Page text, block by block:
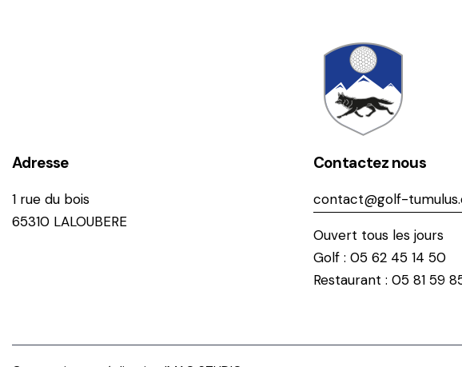
Adresse
1 rue du bois
65310 LALOUBERE
Contactez nous
contact@golf-
Ouvert tous les jours
Golf : 05 62 45 14 50
Restaurant : 05 81 59